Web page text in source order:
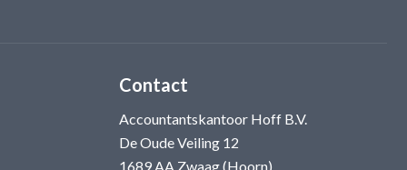
Contact
Accountantskantoor Hoff B.V.
De Oude Veiling 12
1689 AA Zwaag (Hoorn)